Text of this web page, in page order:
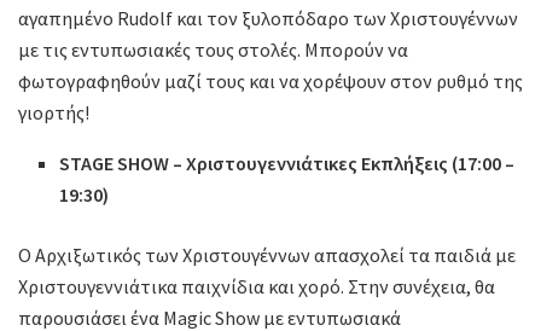
αγαπημένο Rudolf και τον ξυλοπόδαρο των Χριστουγέννων
με τις εντυπωσιακές τους στολές. Μπορούν να
φωτογραφηθούν μαζί τους και να χορέψουν στον ρυθμό της
γιορτής!
STAGE SHOW – Χριστουγεννιάτικες Εκπλήξεις (17:00 –
19:30)
Ο Αρχιξωτικός των Χριστουγέννων απασχολεί τα παιδιά με
Χριστουγεννιάτικα παιχνίδια και χορό. Στην συνέχεια, θα
παρουσιάσει ένα Magic Show με εντυπωσιακά